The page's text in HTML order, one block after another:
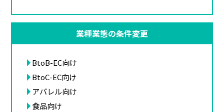
業種業態の条件変更
BtoB-EC向け
BtoC-EC向け
アパレル向け
食品向け